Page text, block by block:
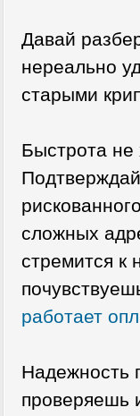
Давай
нереально
старыми
Быстрота
сложных
стремится к
работает
Надежность
проверяешь